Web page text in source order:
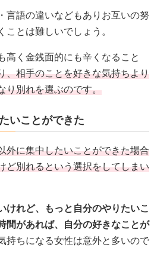
言語の違いなどもありお互いの努
とは難しいでしょう。
高く金銭面的にも辛くなること
、相手のことを好きな気持ちより
り別れを選ぶのです。
いことができた
外に集中したいことができた場合
ど別れるという選択をしてしまい
けれど、もっと自分のやりたいこ
間があれば、自分の好きなことが
持ちになる女性は意外と多いので